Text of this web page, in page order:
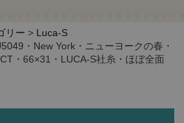
探す
リー
Luca-S
・New York・ニューヨークの春・
・66×31・LUCA-S社糸・ほぼ全面